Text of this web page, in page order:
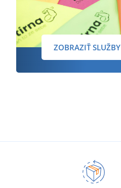
ZOBRAZIŤ SLUŽBY